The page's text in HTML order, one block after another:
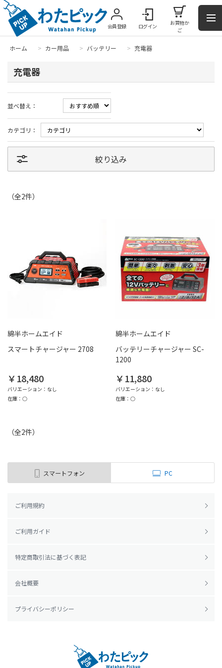
会員登録 ログイン
お買物か
ご
ホーム > カー用品 > バッテリー > 充電器
充電器
並べ替え：
カテゴリ：
絞り込み
（全2件）
綿半ホームエイド
スマートチャージャー 2708
￥18,480
バリエーション：なし
在庫：○
綿半ホームエイド
バッテリーチャージャー SC-
1200
￥11,880
バリエーション：なし
在庫：○
（全2件）
スマートフォン PC
ご利用規約
ご利用ガイド
特定商取引法に基づく表記
会社概要
プライバシーポリシー